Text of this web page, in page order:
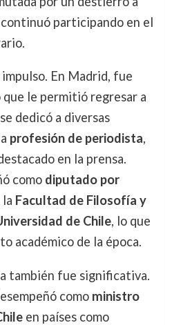
participando en el
En Madrid, fue
le permitió regresar a
dedicó a diversas
profesión de periodista,
en la prensa.
como diputado por
Facultad de Filosofía y
de Chile, lo que
académico de la época.
también fue significativa.
como ministro
en países como